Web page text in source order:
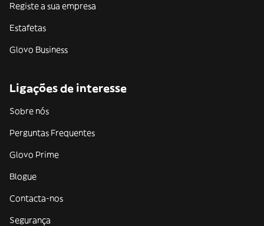
Registe a sua empresa
Estafetas
Glovo Business
Ligações de interesse
Sobre nós
Perguntas Frequentes
Glovo Prime
Blogue
Contacta-nos
Segurança